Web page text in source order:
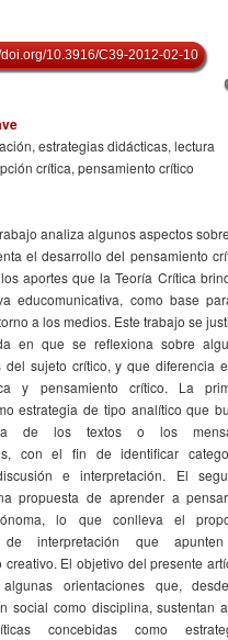
doi.org/10.3916/C39-2012-02-10
estrategias didácticas, lectura
crítica, pensamiento crítico
analiza algunos aspectos
el desarrollo del pensamiento
aportes que la Teoría Crítica
educomunicativa, como base
a los medios. Este trabajo se
en que se reflexiona sobre
del sujeto crítico, y que diferencia
y pensamiento crítico. La
estrategia de tipo analítico que
de los textos o los
con el fin de identificar
e interpretación. El
propuesta de aprender a
lo que conlleva el
de interpretación que
creativo. El objetivo del presente
orientaciones que,
social como disciplina, sustentan
concebidas como